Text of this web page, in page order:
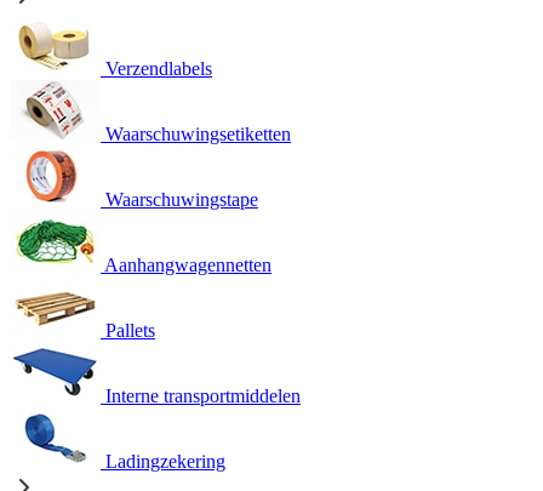
Verzendlabels
Waarschuwingsetiketten
Waarschuwingstape
Aanhangwagennetten
Pallets
Interne transportmiddelen
Ladingzekering